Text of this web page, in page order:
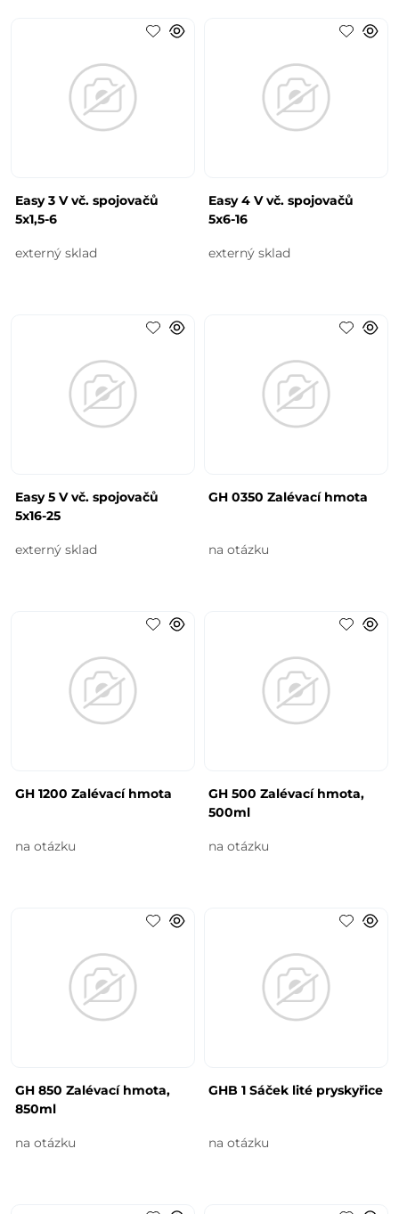
Easy 3 V vč. spojovačů
5x1,5-6
externý sklad
Easy 4 V vč. spojovačů
5x6-16
externý sklad
Easy 5 V vč. spojovačů
5x16-25
externý sklad
GH 0350 Zalévací hmota
na otázku
GH 1200 Zalévací hmota
na otázku
GH 500 Zalévací hmota,
500ml
na otázku
GH 850 Zalévací hmota,
850ml
na otázku
GHB 1 Sáček lité pryskyřice
na otázku